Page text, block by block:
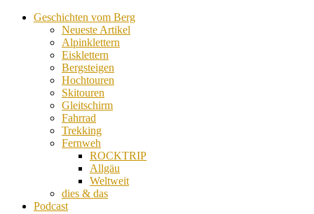
Geschichten vom Berg
Neueste Artikel
Alpinklettern
Eisklettern
Bergsteigen
Hochtouren
Skitouren
Gleitschirm
Fahrrad
Trekking
Fernweh
ROCKTRIP
Allgäu
Weltweit
dies & das
Podcast